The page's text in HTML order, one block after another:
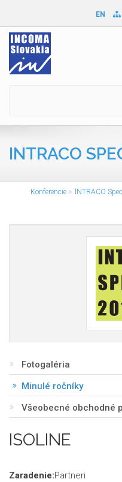
EN
INTRACO
Konferencie INTRACO
Fotogaléria
Minulé ročníky
Všeobecné obchodné
ISOLINE
Zaradenie:Partneri